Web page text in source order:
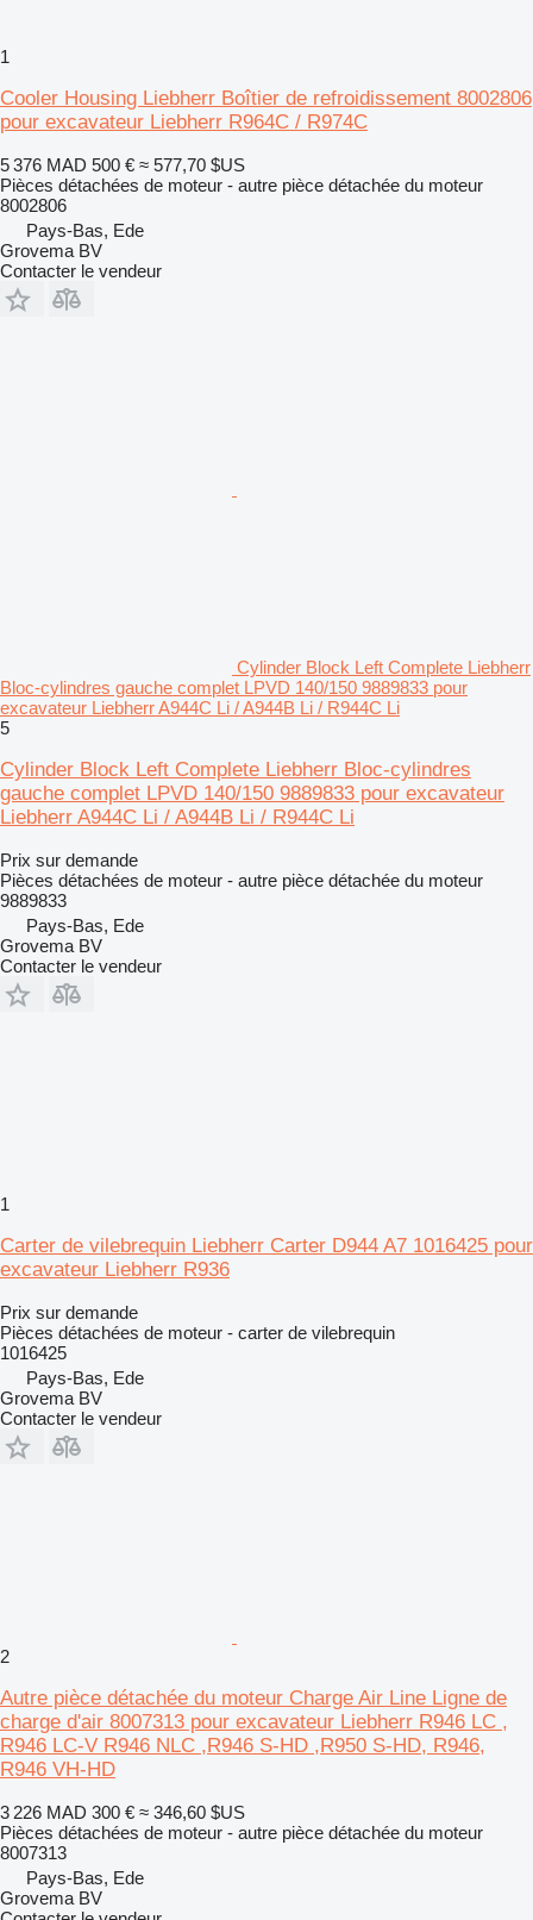
1
Cooler Housing Liebherr Boîtier de refroidissement 8002806
pour excavateur Liebherr R964C / R974C
5 376 MAD 500 € ≈ 577,70 $US
Pièces détachées de moteur - autre pièce détachée du moteur
8002806
Pays-Bas, Ede
Grovema BV
Contacter le vendeur
Cylinder Block Left Complete Liebherr
Bloc-cylindres gauche complet LPVD 140/150 9889833 pour
excavateur Liebherr A944C Li / A944B Li / R944C Li
5
Cylinder Block Left Complete Liebherr Bloc-cylindres
gauche complet LPVD 140/150 9889833 pour excavateur
Liebherr A944C Li / A944B Li / R944C Li
Prix sur demande
Pièces détachées de moteur - autre pièce détachée du moteur
9889833
Pays-Bas, Ede
Grovema BV
Contacter le vendeur
1
Carter de vilebrequin Liebherr Carter D944 A7 1016425 pour
excavateur Liebherr R936
Prix sur demande
Pièces détachées de moteur - carter de vilebrequin
1016425
Pays-Bas, Ede
Grovema BV
Contacter le vendeur
2
Autre pièce détachée du moteur Charge Air Line Ligne de
charge d'air 8007313 pour excavateur Liebherr R946 LC ,
R946 LC-V R946 NLC ,R946 S-HD ,R950 S-HD, R946,
R946 VH-HD
3 226 MAD 300 € ≈ 346,60 $US
Pièces détachées de moteur - autre pièce détachée du moteur
8007313
Pays-Bas, Ede
Grovema BV